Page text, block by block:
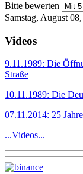
Bitte bewerten
Samstag, August
Videos
9.11.1989: Die
Straße
10.11.1989: Die
07.11.2014: 25
...Videos...